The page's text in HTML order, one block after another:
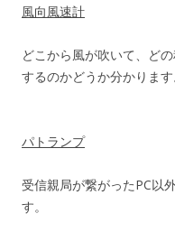
風向風速計
どこから風が吹いて、ど
するのかどうか分かります
パトランプ
受信親局が繋がったPC以
す。